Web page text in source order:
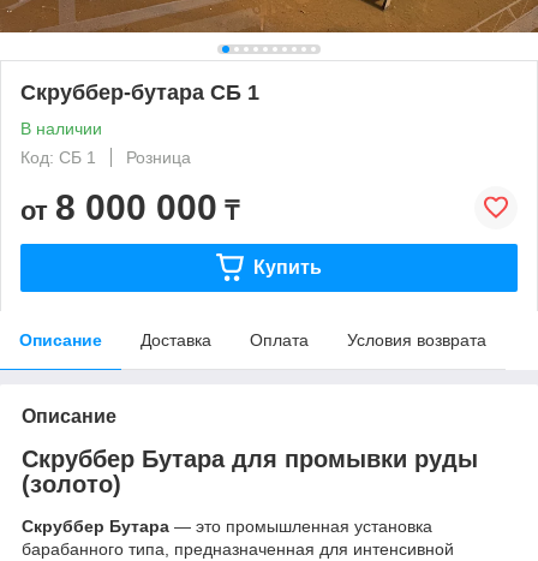
Скруббер-бутара СБ 1
В наличии
Код: СБ 1
Розница
от 8 000 000 ₸
Купить
Описание Доставка Оплата Условия возврата
Описание
Скруббер Бутара для промывки руды
(золото)
Скруббер Бутара — это промышленная установка
барабанного типа, предназначенная для интенсивной